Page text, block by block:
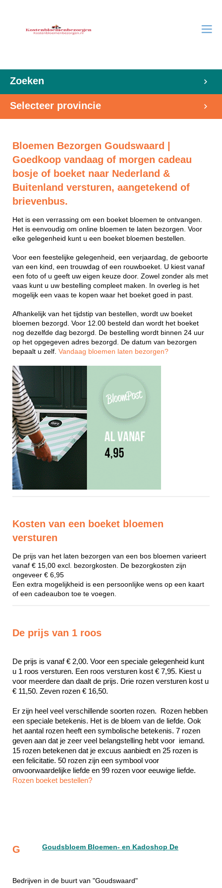
Zoeken
Selecteer provincie
Bloemen Bezorgen Goudswaard |
Goedkoop vandaag of morgen cadeau
bosje of boeket naar Nederland &
Buitenland versturen, aangetekend of
brievenbus.
Het is een verrassing om een boeket bloemen te ontvangen.
Het is eenvoudig om online bloemen te laten bezorgen. Voor
elke gelegenheid kunt u een boeket bloemen bestellen.
Voor een feestelijke gelegenheid, een verjaardag, de geboorte
van een kind, een trouwdag of een rouwboeket. U kiest vanaf
een foto of u geeft uw eigen keuze door. Zowel zonder als met
vaas kunt u uw bestelling compleet maken. In overleg is het
mogelijk een vaas te kopen waar het boeket goed in past.
Afhankelijk van het tijdstip van bestellen, wordt uw boeket
bloemen bezorgd. Voor 12.00 besteld dan wordt het boeket
nog dezelfde dag bezorgd. De bestelling wordt binnen 24 uur
op het opgegeven adres bezorgd. De datum van bezorgen
bepaalt u zelf. Vandaag bloemen laten bezorgen?
Kosten van een boeket bloemen
versturen
De prijs van het laten bezorgen van een bos bloemen varieert
vanaf € 15,00 excl. bezorgkosten. De bezorgkosten zijn
ongeveer € 6,95
Een extra mogelijkheid is een persoonlijke wens op een kaart
of een cadeaubon toe te voegen.
De prijs van 1 roos
De prijs is vanaf € 2,00. Voor een speciale gelegenheid kunt
u 1 roos versturen. Een roos versturen kost € 7,95. Kiest u
voor meerdere dan daalt de prijs. Drie rozen versturen kost u
€ 11,50. Zeven rozen € 16,50.
Er zijn heel veel verschillende soorten rozen.  Rozen hebben
een speciale betekenis. Het is de bloem van de liefde. Ook
het aantal rozen heeft een symbolische betekenis. 7 rozen
geven aan dat je zeer veel belangstelling hebt voor  iemand.
15 rozen betekenen dat je excuus aanbiedt en 25 rozen is
een felicitatie. 50 rozen zijn een symbool voor
Rozen boeket bestellen?
G Goudsbloem Bloemen- en Kadoshop De
Bedrijven in de buurt van "Goudswaard"